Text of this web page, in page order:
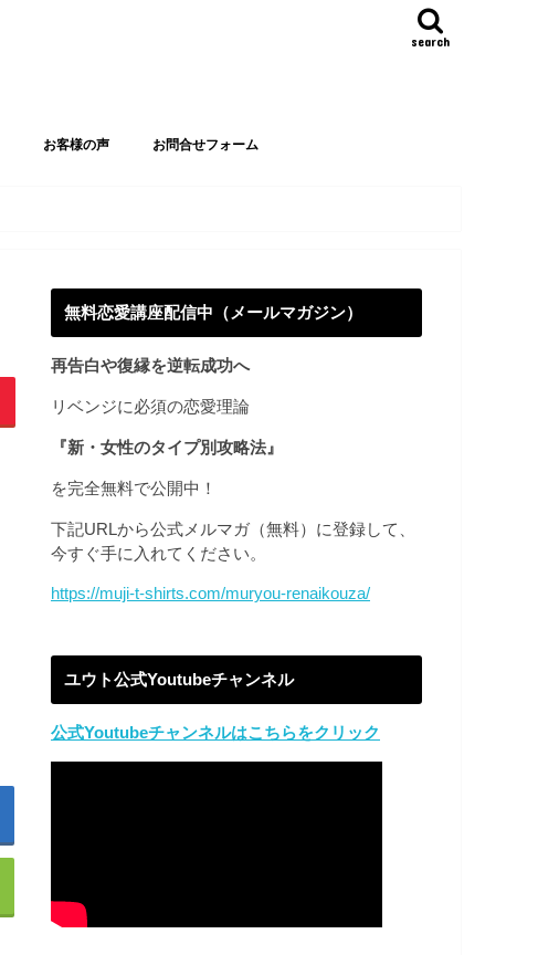
search
お客様の声 お問合せフォーム
無料恋愛講座配信中（メールマガジン）
再告白や復縁を逆転成功へ
リベンジに必須の恋愛理論
『新・女性のタイプ別攻略法』
を完全無料で公開中！
下記URLから公式メルマガ（無料）に登録して、
今すぐ手に入れてください。
https://muji-t-shirts.com/muryou-renaikouza/
ユウト公式Youtubeチャンネル
公式Youtubeチャンネルはこちらをクリック